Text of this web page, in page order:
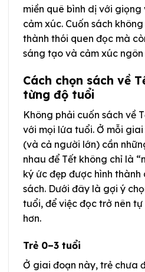
miền quê bình dị với
cảm xúc. Cuốn sách
thành thói quen đọc mà
sáng tạo và cảm xúc ngôn
Cách chọn sách về
từng độ tuổi
Không phải cuốn sách về
với mọi lứa tuổi. Ở mỗi
(và cả người lớn) cần
nhau để Tết không chỉ là
ký ức đẹp được hình
sách. Dưới đây là gợi ý
tuổi, để việc đọc trở nên
hơn.
Trẻ 0–3 tuổi
Ở giai đoạn này, trẻ chưa